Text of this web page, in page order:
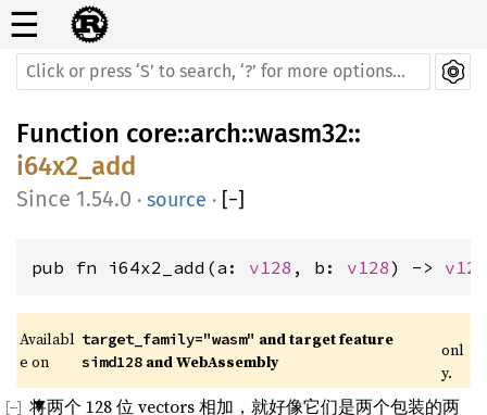
☰
Function core::arch::wasm32::
i64x2_add
1.54.0 · source · [−]
pub fn i64x2_add(a: v128 , b: v128) -> v128
Availabl
e on
target_family="wasm" and target feature
simd128 and WebAssembly
onl
y.
将两个 128 位 vectors 相加，就好像它们是两个包装的两